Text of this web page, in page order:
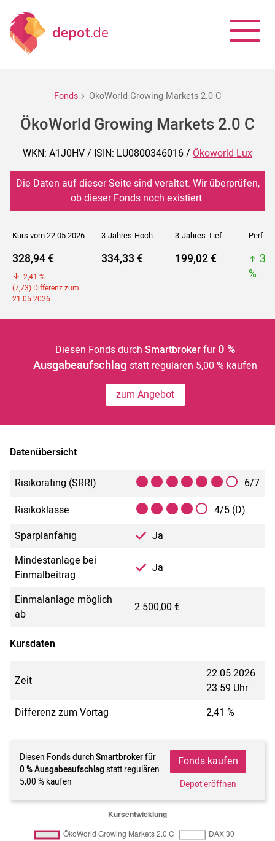
Fonds ÖkoWorld Growing Markets 2.0 C
ÖkoWorld Growing Markets 2.0 C
WKN: A1J0HV / ISIN: LU0800346016 / Ökoworld Lux
Die Daten auf dieser Seite sind veraltet. Wir überprüfen,
ob dieser Fonds noch existiert.
Kurs vom 22.05.2026 3-Jahres-Hoch 3-Jahres-Tief Perf. 5J
328,94 €
2,41 %
(7,73) Differenz zum
21.05.2026
334,33 € 199,02 €
%
Diesen Fonds durch Smartbrokerfür 0 %
Ausgabeaufschlagstatt regulären 5,00 % kaufen
zum Angebot
Datenübersicht
Risikorating (SRRI)
6/7
Risikoklasse
4/5 (D)
Sparplanfähig
Ja
Mindestanlage bei
Einmalbeitrag
Ja
Einmalanlage möglich
ab
2.500,00 €
Kursdaten
Zeit
22.05.2026
23:59 Uhr
Differenz zum Vortag
2,41 %
Diesen Fonds durchSmartbrokerfür
0 % Ausgabeaufschlag statt regulären
5,00 % kaufen
Fonds kaufen
Depot eröffnen